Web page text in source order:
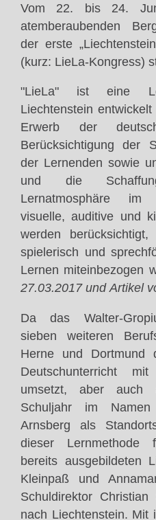
Vom 22. bis 24.
atemberaubenden
der erste
(kurz: LieLa-Kongress)
"LieLa" ist eine
Liechtenstein
Erwerb der
Berücksichtigung der
der Lernenden sowie
und die
Lernatmosphäre im
visuelle, auditive und
werden
spielerisch und
Lernen miteinbezogen
27.03.2017 und Artikel
Da das Walter-
sieben weiteren
Herne und Dortmund
Deutschunterricht
umsetzt, aber auch
Schuljahr im Namen
Arnsberg als
dieser Lernmethode
bereits ausgebildeten
Kleinpaß und
Schuldirektor
nach Liechtenstein. Mit